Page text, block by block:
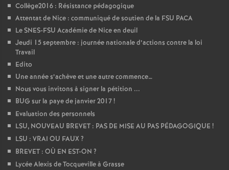
Collège2016 : Résistance pédagogique
Attentat de Nice : communiqué de soutien de la FSU PACA
Le SNES-FSU Académie de Nice en deuil
Jeudi 15 septembre : journée nationale d’actions contre la loi
Travail
Edito
Une année s’achève et une autre commence…
Nous vous invitons à signer la pétition ...
BUG sur la paye de janvier 2017!
Evaluation des personnels
LSU, NOUVEAU BREVET : PAS DE MISE AU PAS PÉDAGOGIQUE !
LSU : VRAI OU FAUX ?
BREVET : OÙ EN EST-ON ?
Lycée Alexis de Tocqueville à Grasse